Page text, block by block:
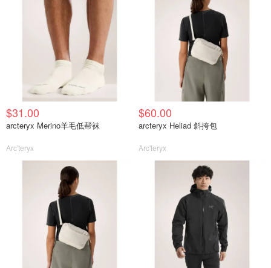
$31.00
arcteryx Merino羊毛低帮袜
Arc'teryx
$60.00
arcteryx Heliad 斜挎包
Arc'teryx